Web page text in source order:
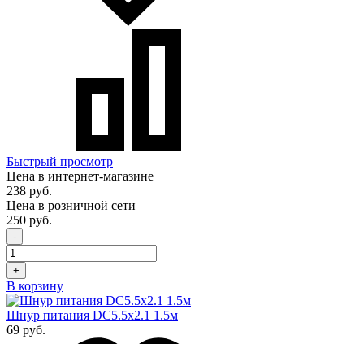
Быстрый просмотр
Цена в интернет-магазине
238 руб.
Цена в розничной сети
250 руб.
-
+
В корзину
Шнур питания DC5.5x2.1 1.5м
69 руб.